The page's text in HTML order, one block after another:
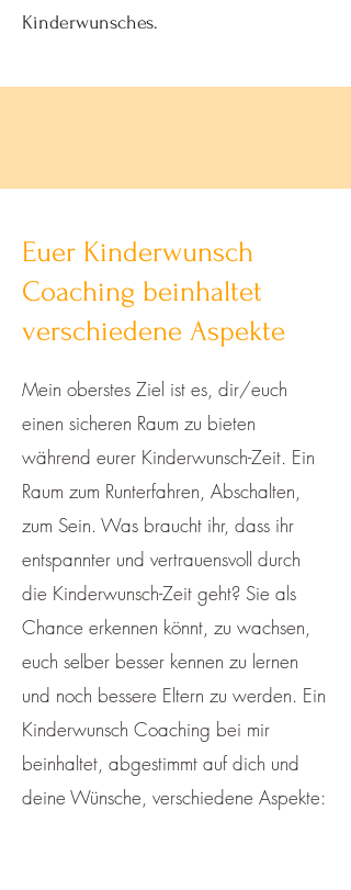
Kinderwunsches.
Euer Kinderwunsch
Coaching beinhaltet
verschiedene Aspekte
Mein oberstes Ziel ist es, dir/euch
einen sicheren Raum zu bieten
während eurer Kinderwunsch-Zeit. Ein
Raum zum Runterfahren, Abschalten,
zum Sein. Was braucht ihr, dass ihr
entspannter und vertrauensvoll durch
die Kinderwunsch-Zeit geht? Sie als
Chance erkennen könnt, zu wachsen,
euch selber besser kennen zu lernen
und noch bessere Eltern zu werden. Ein
Kinderwunsch Coaching bei mir
beinhaltet, abgestimmt auf dich und
deine Wünsche, verschiedene Aspekte: